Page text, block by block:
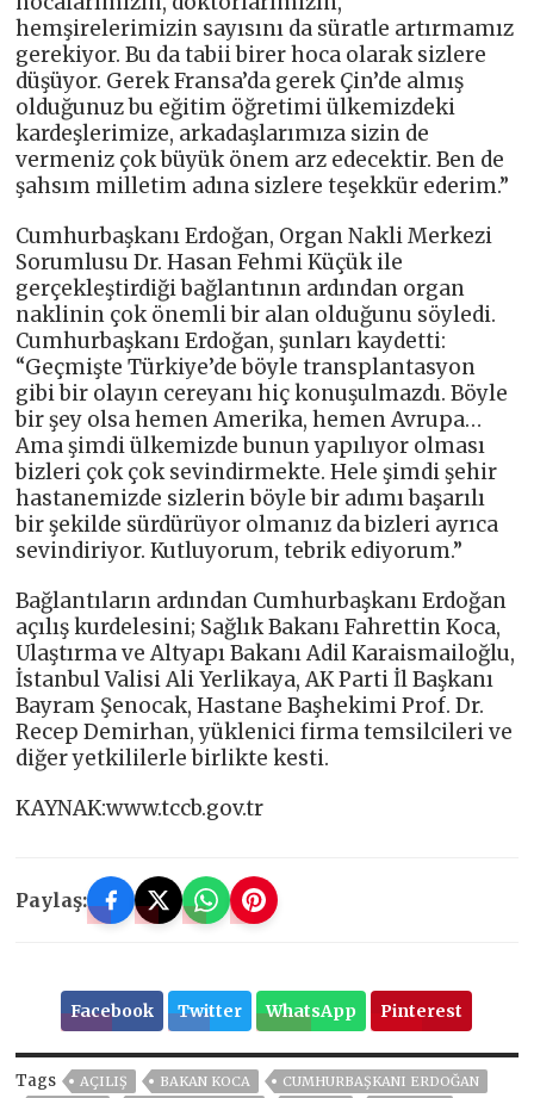
hemşirelerimizin sayısını da süratle artırmamız
gerekiyor. Bu da tabii birer hoca olarak sizlere
düşüyor. Gerek Fransa’da gerek Çin’de almış
olduğunuz bu eğitim öğretimi ülkemizdeki
kardeşlerimize, arkadaşlarımıza sizin de
vermeniz çok büyük önem arz edecektir. Ben de
şahsım milletim adına sizlere teşekkür ederim.”
Cumhurbaşkanı Erdoğan, Organ Nakli Merkezi
Sorumlusu Dr. Hasan Fehmi Küçük ile
gerçekleştirdiği bağlantının ardından organ
naklinin çok önemli bir alan olduğunu söyledi.
Cumhurbaşkanı Erdoğan, şunları kaydetti:
“Geçmişte Türkiye’de böyle transplantasyon
gibi bir olayın cereyanı hiç konuşulmazdı. Böyle
bir şey olsa hemen Amerika, hemen Avrupa…
Ama şimdi ülkemizde bunun yapılıyor olması
bizleri çok çok sevindirmekte. Hele şimdi şehir
hastanemizde sizlerin böyle bir adımı başarılı
bir şekilde sürdürüyor olmanız da bizleri ayrıca
sevindiriyor. Kutluyorum, tebrik ediyorum.”
Bağlantıların ardından Cumhurbaşkanı Erdoğan
açılış kurdelesini; Sağlık Bakanı Fahrettin Koca,
Ulaştırma ve Altyapı Bakanı Adil Karaismailoğlu,
İstanbul Valisi Ali Yerlikaya, AK Parti İl Başkanı
Bayram Şenocak, Hastane Başhekimi Prof. Dr.
Recep Demirhan, yüklenici firma temsilcileri ve
diğer yetkililerle birlikte kesti.
KAYNAK:www.tccb.gov.tr
Paylaş:
Facebook Twitter WhatsApp Pinterest
Tags AÇILIŞ BAKAN KOCA
CUMHURBAŞKANI ERDOĞAN